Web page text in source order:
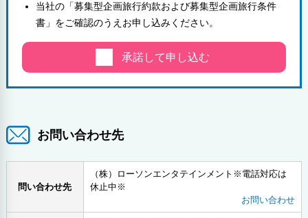
当社の「募集型企画旅行約款および募集型企画旅行条件
書」をご確認のうえお申し込みください。
承諾して申し込む
お問い合わせ先
問い合わせ先
（株）ローソンエンタテインメント※電話対応は
休止中※
お問い合わせ